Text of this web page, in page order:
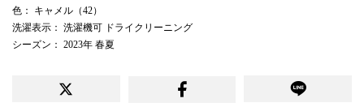
色 ： キャメル（42）
洗濯表示 ： 洗濯機可 ドライクリーニング
シーズン ： 2023年 春夏